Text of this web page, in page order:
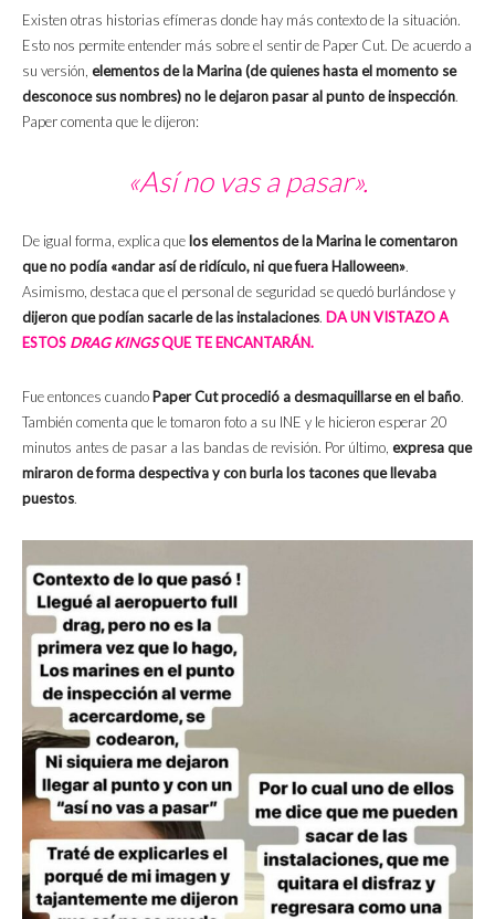
Existen otras historias efímeras donde hay más contexto de la situación.
Esto nos permite entender más sobre el sentir de Paper Cut. De acuerdo a
su versión, elementos de la Marina (de quienes hasta el momento se
desconoce sus nombres) no le dejaron pasar al punto de inspección.
Paper comenta que le dijeron:
«Así no vas a pasar».
De igual forma, explica que los elementos de la Marina le comentaron
que no podía «andar así de ridículo, ni que fuera Halloween».
Asimismo, destaca que el personal de seguridad se quedó burlándose y
dijeron que podían sacarle de las instalaciones. DA UN VISTAZO A
ESTOS DRAG KINGSQUE TE ENCANTARÁN.
Fue entonces cuando Paper Cut procedió a desmaquillarse en el baño.
También comenta que le tomaron foto a su INE y le hicieron esperar 20
minutos antes de pasar a las bandas de revisión. Por último, expresa que
miraron de forma despectiva y con burla los tacones que llevaba
puestos.